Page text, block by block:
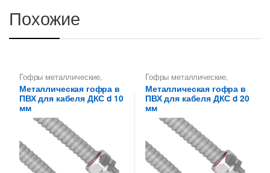
Похожие
Гофры металлические,
Металлорукава 10 мм,
Металлорукава для защиты
кабеля,Металлорукава
оцинкованные
Металлическая гофра в
ПВХ для кабеля ДКС d 10
мм
Гофры металлические,
Металлорукава 20 мм,
Металлорукава для защиты
кабеля,Металлорукава
оцинкованные
Металлическая гофра в
ПВХ для кабеля ДКС d 20
мм